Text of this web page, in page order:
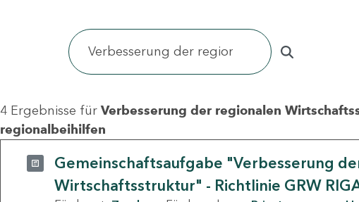
4 Ergebnisse für Verbesserung der regionalen
regionalbeihilfen
Gemeinschaftsaufgabe "Verbesserung
Wirtschaftsstruktur" - Richtlinie GRW